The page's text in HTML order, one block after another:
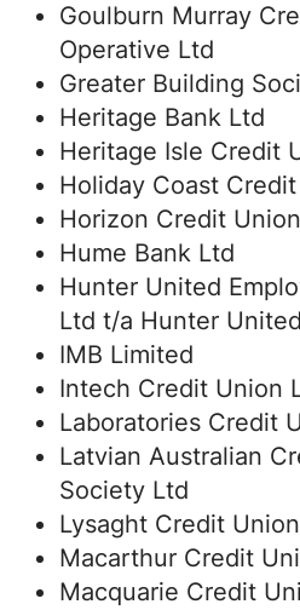
Goulburn Murray
Operative Ltd
Greater Building
Heritage Bank Ltd
Heritage Isle Credit
Holiday Coast
Horizon Credit
Hume Bank Ltd
Hunter United
Ltd t/a Hunter United
IMB Limited
Intech Credit Union
Laboratories Credit
Latvian Australian
Society Ltd
Lysaght Credit
Macarthur Credit
Macquarie Credit